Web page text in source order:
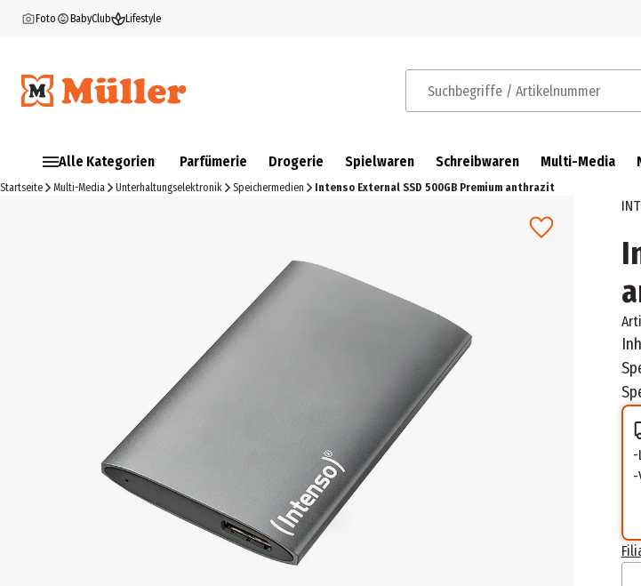
Foto BabyClub Lifestyle
Suchbegriffe / Artikelnummer
Alle Kategorien Parfümerie Drogerie Spielwaren Schreibwaren Multi-Media
Startseite Multi-Media Unterhaltungselektronik Speichermedien Intenso External SSD 500GB Premium anthrazit